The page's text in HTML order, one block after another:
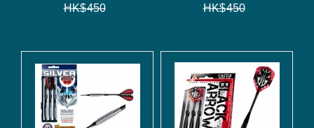
HK$450
HK$450